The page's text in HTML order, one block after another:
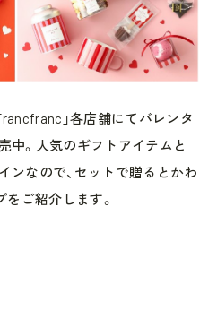
Francfranc」各店舗にてバレンタ
中。人気のギフトアイテムと
ンなので、セットで贈るとかわ
をご紹介します。